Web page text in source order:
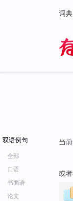
词典
双语例句
全部
口语
书面语
论文
当
或